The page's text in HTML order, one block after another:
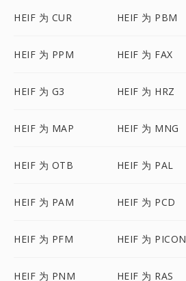
HEIF 为 CUR HEIF 为 PBM
HEIF 为 PPM HEIF 为 FAX
HEIF 为 G3 HEIF 为 HRZ
HEIF 为 MAP HEIF 为 MNG
HEIF 为 OTB HEIF 为 PAL
HEIF 为 PAM HEIF 为 PCD
HEIF 为 PFM HEIF 为 PICON
HEIF 为 PNM HEIF 为 RAS